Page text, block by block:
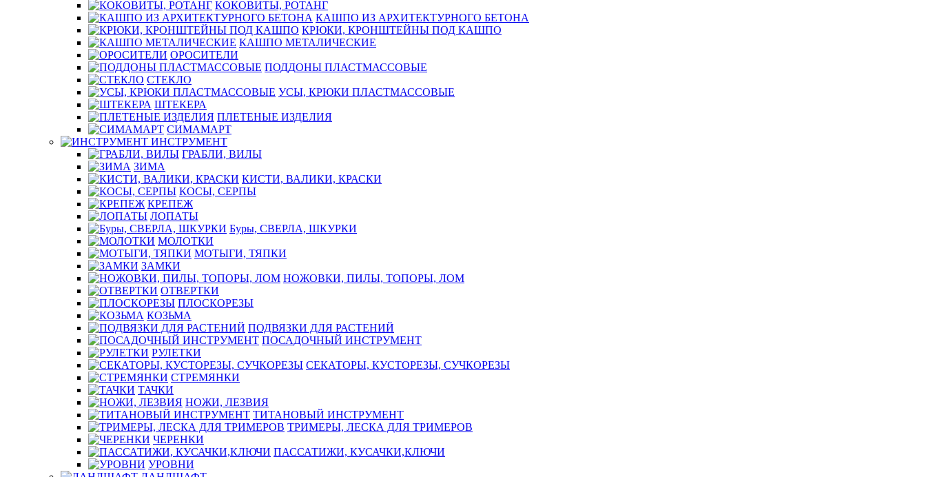
КОКОВИТЫ, РОТАНГ
КАШПО ИЗ АРХИТЕКТУРНОГО БЕТОНА
КРЮКИ, КРОНШТЕЙНЫ ПОД КАШПО
КАШПО МЕТАЛИЧЕСКИЕ
ОРОСИТЕЛИ
ПОДДОНЫ ПЛАСТМАССОВЫЕ
СТЕКЛО
УСЫ, КРЮКИ ПЛАСТМАССОВЫЕ
ШТЕКЕРА
ПЛЕТЕНЫЕ ИЗДЕЛИЯ
СИМАМАРТ
ИНСТРУМЕНТ
ГРАБЛИ, ВИЛЫ
ЗИМА
КИСТИ, ВАЛИКИ, КРАСКИ
КОСЫ, СЕРПЫ
КРЕПЕЖ
ЛОПАТЫ
Буры, СВЕРЛА, ШКУРКИ
МОЛОТКИ
МОТЫГИ, ТЯПКИ
ЗАМКИ
НОЖОВКИ, ПИЛЫ, ТОПОРЫ, ЛОМ
ОТВЕРТКИ
ПЛОСКОРЕЗЫ
КОЗЬМА
ПОДВЯЗКИ ДЛЯ РАСТЕНИЙ
ПОСАДОЧНЫЙ ИНСТРУМЕНТ
РУЛЕТКИ
СЕКАТОРЫ, КУСТОРЕЗЫ, СУЧКОРЕЗЫ
СТРЕМЯНКИ
ТАЧКИ
НОЖИ, ЛЕЗВИЯ
ТИТАНОВЫЙ ИНСТРУМЕНТ
ТРИМЕРЫ, ЛЕСКА ДЛЯ ТРИМЕРОВ
ЧЕРЕНКИ
ПАССАТИЖИ, КУСАЧКИ,КЛЮЧИ
УРОВНИ